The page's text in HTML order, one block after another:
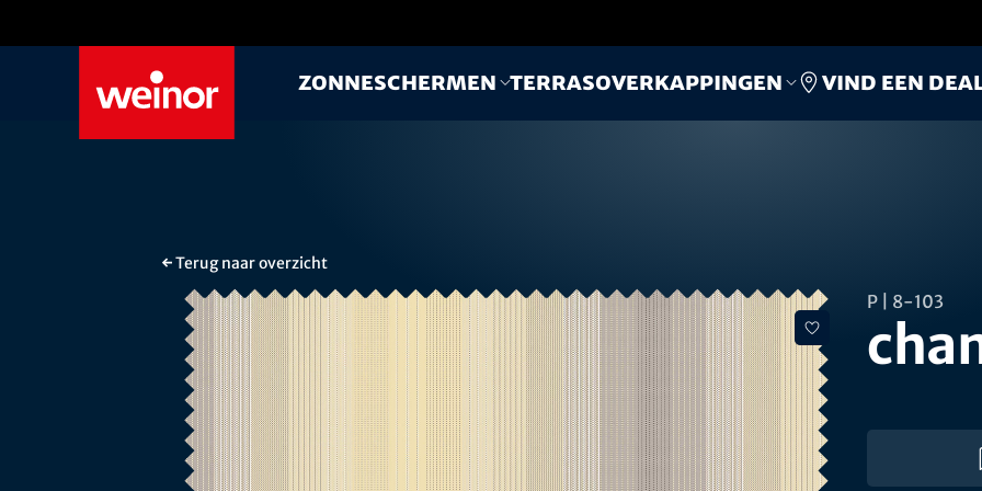
Zonneschermen Terrasoverkappingen Vind een
← Terug naar overzicht
P | 8-103